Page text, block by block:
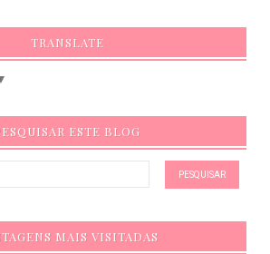
TRANSLATE
ESTE BLOG
MAIS VISITADAS